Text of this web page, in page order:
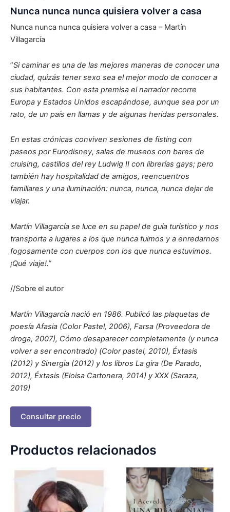
Nunca nunca nunca quisiera volver a casa
Nunca nunca nunca quisiera volver a casa – Martín
Villagarcía
”Si caminar es una de las mejores maneras de conocer una
ciudad, quizás tener sexo sea el mejor modo de conocer a
sus habitantes. Con esta premisa el narrador recorre
Europa y Estados Unidos escapándose, aunque sea por un
rato, de un país en llamas y de algunas heridas personales.
En estas crónicas conviven sesiones de fisting con
paseos por Eurodisney, salas de museos con bares de
cruising, castillos del rey Ludwig II con librerías gays; pero
también hay hospitalidad de amigos, reencuentros
familiares y una iluminación: nunca, nunca, nunca dejar de
viajar.
Martín Villagarcía se luce en su papel de guía turístico y nos
transporta a lugares a los que nunca fuimos y a enredarnos
fogosamente con cuerpos con los que nunca estuvimos.
¡Qué viaje!.”
//Sobre el autor
Martín Villagarcía nació en 1986. Publicó las plaquetas de
poesía Afasia (Color Pastel, 2006), Farsa (Proveedora de
droga, 2007), Cómo desaparecer completamente (y nunca
volver a ser encontrado) (Color pastel, 2010), Éxtasis
(2012) y Sinergia (2012) y los libros La gira (De Parado,
2012), Éxtasis (Eloisa Cartonera, 2014) y XXX (Saraza,
2019)
Consultar precio
Productos relacionados